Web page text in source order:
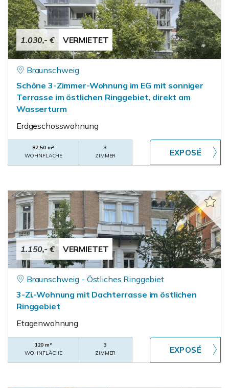
1.030,- € VERMIETET
Braunschweig
Schöne 3-Zimmer-Wohnung im EG mit sonniger
Terrasse im östlichen Ringgebiet, direkt am
Wasserturm
Erdgeschosswohnung
87,50 m²
WOHNFLÄCHE
3
ZIMMER
1.150,- € VERMIETET
Braunschweig - Östliches Ringgebiet
3-Zi.-Wohnung mit Dachterrasse im östlichen
Ringgebiet
Etagenwohnung
120 m²
WOHNFLÄCHE
3
ZIMMER